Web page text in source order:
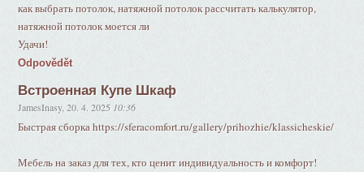
как выбрать потолок, натяжной потолок рассчитать калькулятор,
натяжной потолок моется ли
Удачи!
Odpovědět
Встроенная Купе Шкаф
JamesInasy,20. 4. 2025 10:36
Быстрая сборка https://sferacomfort.ru/gallery/prihozhie/klassicheskie/
Мебель на заказ для тех, кто ценит индивидуальность и комфорт!